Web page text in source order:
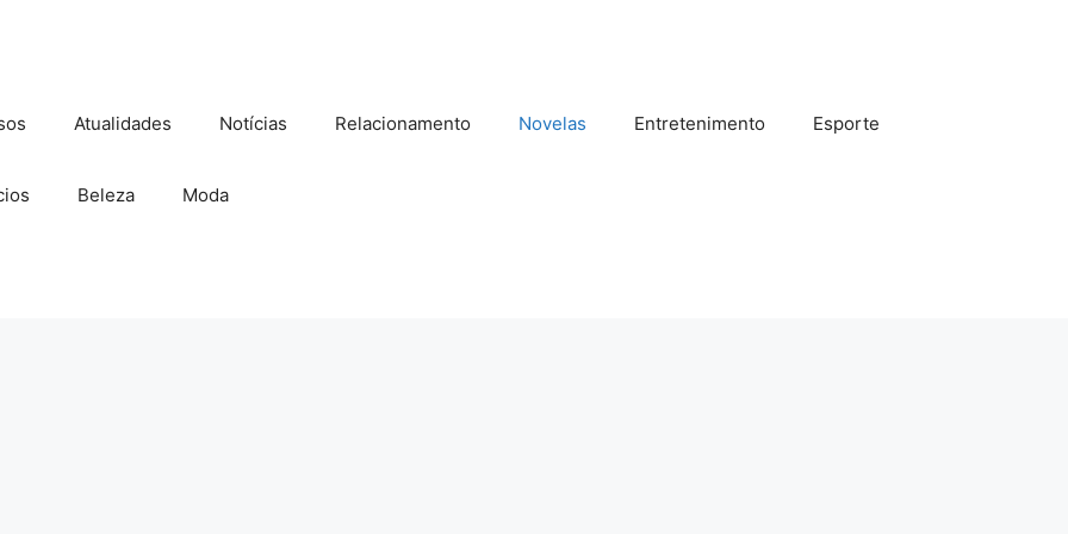
Atualidades Notícias Relacionamento Novelas Entretenimento Esporte
Beleza Moda